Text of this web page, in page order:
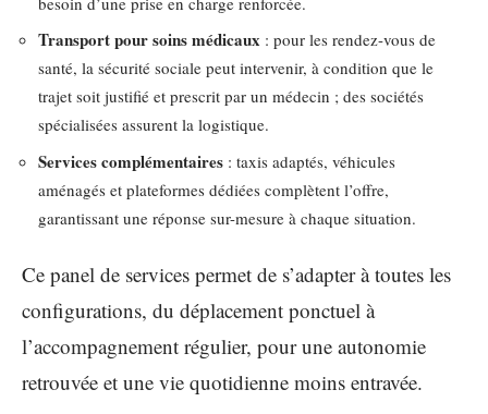
Transport pour soins médicaux : pour les rendez-vous de
santé, la sécurité sociale peut intervenir, à condition que le
trajet soit justifié et prescrit par un médecin ; des sociétés
spécialisées assurent la logistique.
Services complémentaires : taxis adaptés, véhicules
aménagés et plateformes dédiées complètent l’offre,
garantissant une réponse sur-mesure à chaque situation.
Ce panel de services permet de s’adapter à toutes les
configurations, du déplacement ponctuel à
l’accompagnement régulier, pour une autonomie
retrouvée et une vie quotidienne moins entravée.